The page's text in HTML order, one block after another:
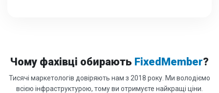
Чому фахівці обирають FixedMember?
Тисячі маркетологів довіряють нам з 2018 року. Ми володіємо
всією інфраструктурою, тому ви отримуєте найкращі ціни.